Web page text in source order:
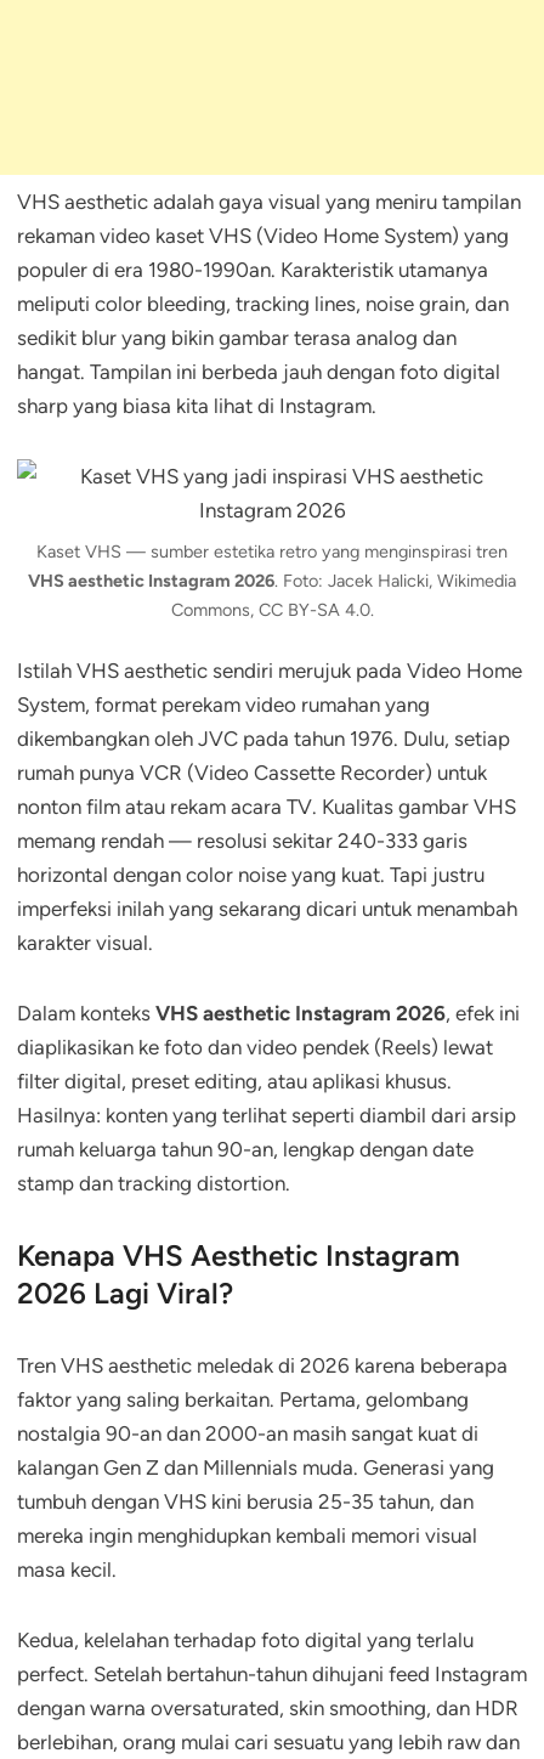
VHS aesthetic adalah gaya visual yang meniru tampilan
rekaman video kaset VHS (Video Home System) yang
populer di era 1980-1990an. Karakteristik utamanya
meliputi color bleeding, tracking lines, noise grain, dan
sedikit blur yang bikin gambar terasa analog dan
hangat. Tampilan ini berbeda jauh dengan foto digital
sharp yang biasa kita lihat di Instagram.
Kaset VHS — sumber estetika retro yang menginspirasi tren
VHS aesthetic Instagram 2026. Foto: Jacek Halicki, Wikimedia
Commons, CC BY-SA 4.0.
Istilah VHS aesthetic sendiri merujuk pada Video Home
System, format perekam video rumahan yang
dikembangkan oleh JVC pada tahun 1976. Dulu, setiap
rumah punya VCR (Video Cassette Recorder) untuk
nonton film atau rekam acara TV. Kualitas gambar VHS
memang rendah — resolusi sekitar 240-333 garis
horizontal dengan color noise yang kuat. Tapi justru
imperfeksi inilah yang sekarang dicari untuk menambah
karakter visual.
Dalam konteks VHS aesthetic Instagram 2026, efek ini
diaplikasikan ke foto dan video pendek (Reels) lewat
filter digital, preset editing, atau aplikasi khusus.
Hasilnya: konten yang terlihat seperti diambil dari arsip
rumah keluarga tahun 90-an, lengkap dengan date
stamp dan tracking distortion.
Kenapa VHS Aesthetic Instagram
2026 Lagi Viral?
Tren VHS aesthetic meledak di 2026 karena beberapa
faktor yang saling berkaitan. Pertama, gelombang
nostalgia 90-an dan 2000-an masih sangat kuat di
kalangan Gen Z dan Millennials muda. Generasi yang
tumbuh dengan VHS kini berusia 25-35 tahun, dan
mereka ingin menghidupkan kembali memori visual
masa kecil.
Kedua, kelelahan terhadap foto digital yang terlalu
perfect. Setelah bertahun-tahun dihujani feed Instagram
dengan warna oversaturated, skin smoothing, dan HDR
berlebihan, orang mulai cari sesuatu yang lebih raw dan